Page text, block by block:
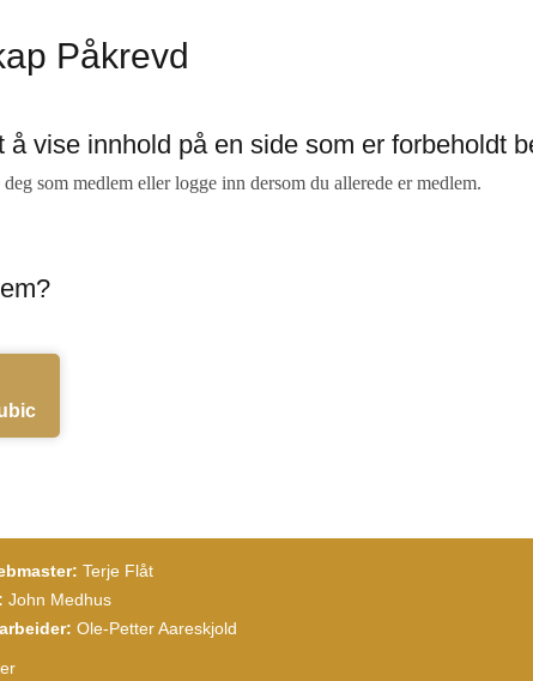
Påkrevd
å vise innhold på en side som er forbeholdt
som medlem eller logge inn dersom du allerede er medlem.
Terje Flåt
John Medhus
Ole-Petter Aareskjold